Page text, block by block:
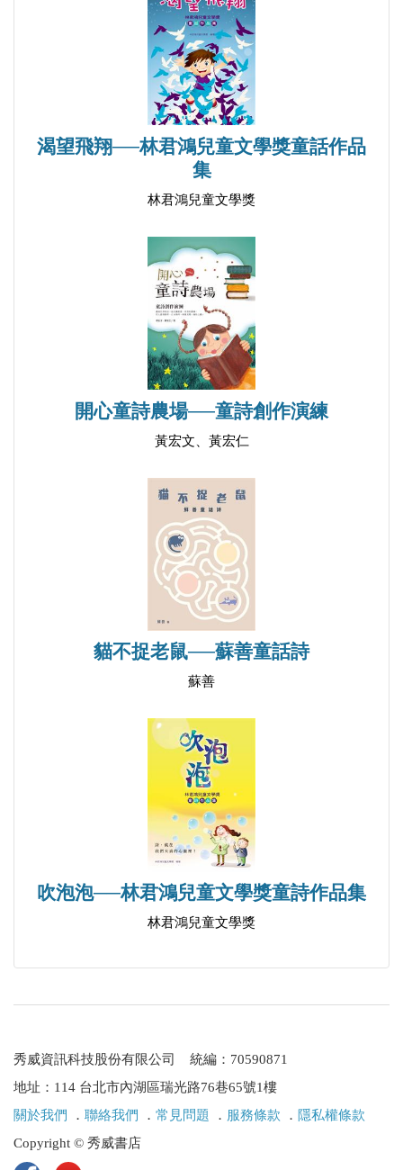
渴望飛翔──林君鴻兒童文學獎童話作品
集
林君鴻兒童文學獎
開心童詩農場──童詩創作演練
黃宏文、黃宏仁
貓不捉老鼠──蘇善童話詩
蘇善
吹泡泡──林君鴻兒童文學獎童詩作品集
林君鴻兒童文學獎
秀威資訊科技股份有限公司 統編：70590871
地址：114 台北市內湖區瑞光路76巷65號1樓
關於我們
． 聯絡我們 ． 常見問題 ． 服務條款 ． 隱私權條款
Copyright © 秀威書店